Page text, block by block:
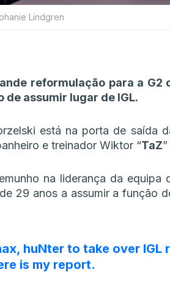
Lindgren
reformulação para a G2
de assumir lugar de IGL.
está na porta de saída
e treinador Wiktor “⁠TaZ⁠
na liderança da
29 anos a assumir a função
huNter to take over
is my report.